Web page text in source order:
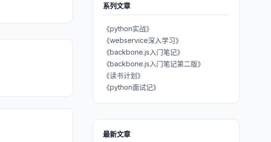
系列文章
《python实战》
《webservice深入学习》
《backbone.js入门笔记》
《backbone.js入门笔记第二版》
《读书计划》
《python面试记》
最新文章